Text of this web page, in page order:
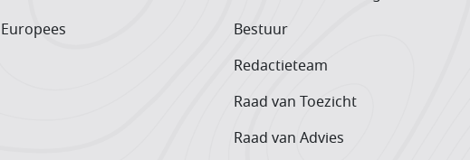
Europees
Bestuur
Redactieteam
Raad van Toezicht
Raad van Advies